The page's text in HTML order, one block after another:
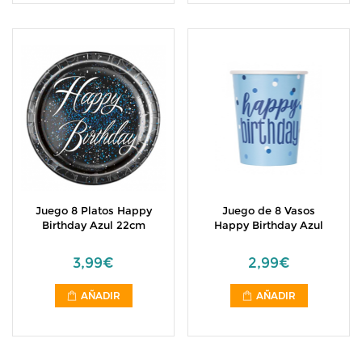
Juego 8 Platos Happy
Birthday Azul 22cm
3,99€
AÑADIR
Juego de 8 Vasos
Happy Birthday Azul
2,99€
AÑADIR